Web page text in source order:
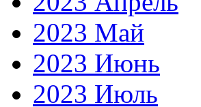
2023 Май
2023 Июнь
2023 Июль